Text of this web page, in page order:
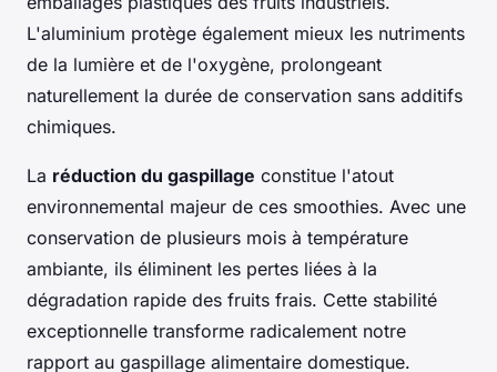
L'aluminium protège également mieux les nutriments
de la lumière et de l'oxygène, prolongeant
naturellement la durée de conservation sans additifs
chimiques.
La réduction du gaspillage constitue l'atout
environnemental majeur de ces smoothies. Avec une
conservation de plusieurs mois à température
ambiante, ils éliminent les pertes liées à la
dégradation rapide des fruits frais. Cette stabilité
exceptionnelle transforme radicalement notre
rapport au gaspillage alimentaire domestique.